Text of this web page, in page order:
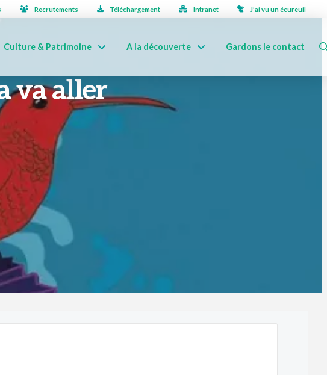
Recrutements Téléchargement Intranet J’ai vu un écureuil
Culture & Patrimoine A la découverte Gardons le contact
va aller